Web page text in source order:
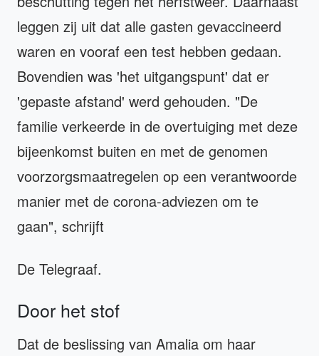
leggen zij uit dat alle gasten gevaccineerd
waren en vooraf een test hebben gedaan.
Bovendien was 'het uitgangspunt' dat er
'gepaste afstand' werd gehouden. "De
familie verkeerde in de overtuiging met deze
bijeenkomst buiten en met de genomen
voorzorgsmaatregelen op een verantwoorde
manier met de corona-adviezen om te
gaan", schrijft
De Telegraaf.
Door het stof
Dat de beslissing van Amalia om haar